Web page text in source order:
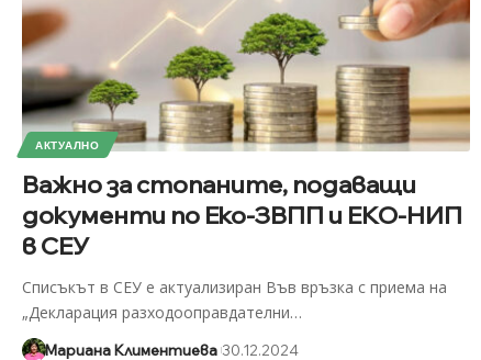
АКТУАЛНО
Важно за стопаните, подаващи
документи по Еко-ЗВПП и ЕКО-НИП
в СЕУ
Списъкът в СЕУ е актуализиран Във връзка с приема на
„Декларация разходооправдателни…
Мариана Климентиева 30.12.2024